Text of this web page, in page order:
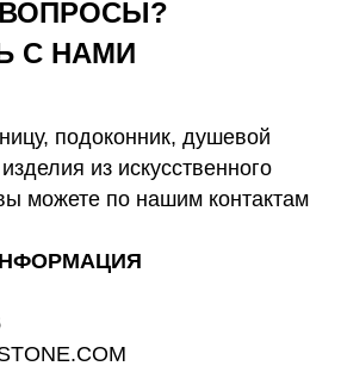
С НАМИ
подоконник, душевой
из искусственного
можете по нашим контактам